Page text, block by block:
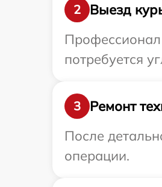
2
Выезд
Профессионал
потребуется
3
Ремонт
После
операции.